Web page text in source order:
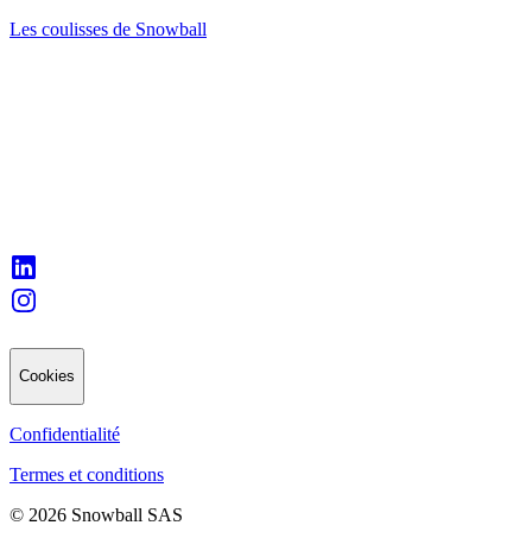
Les coulisses de Snowball
Cookies
Confidentialité
Termes et conditions
© 2026 Snowball SAS